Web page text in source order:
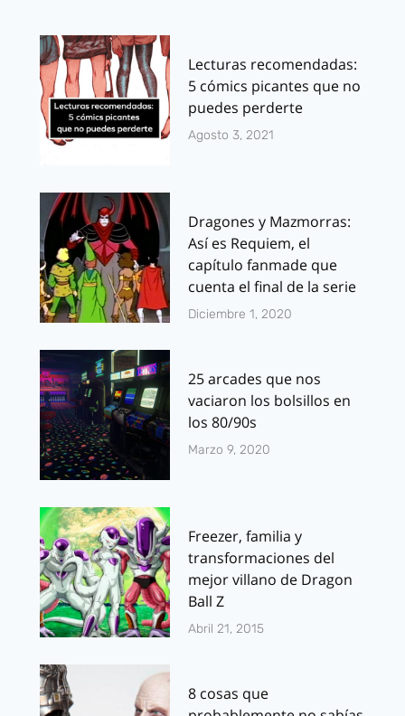
Lecturas recomendadas:
5 cómics picantes que no
puedes perderte
Agosto 3, 2021
Dragones y Mazmorras:
Así es Requiem, el
capítulo fanmade que
cuenta el final de la serie
Diciembre 1, 2020
25 arcades que nos
vaciaron los bolsillos en
los 80/90s
Marzo 9, 2020
Freezer, familia y
transformaciones del
mejor villano de Dragon
Ball Z
Abril 21, 2015
8 cosas que